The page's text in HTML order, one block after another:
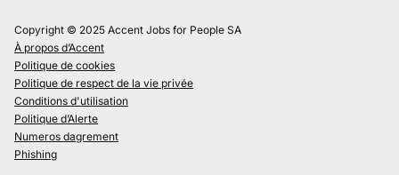
Copyright © 2025 Accent Jobs for People SA
À propos d’Accent
Politique de cookies
Politique de respect de la vie privée
Conditions d'utilisation
Politique d’Alerte
Numeros dagrement
Phishing